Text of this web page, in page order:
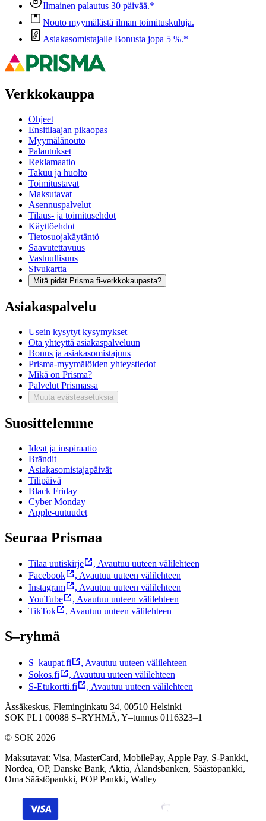
Ilmainen palautus 30 päivää.*
Nouto myymälästä ilman toimituskuluja.
Asiakasomistajalle Bonusta jopa 5 %.*
Verkkokauppa
Ohjeet
Ensitilaajan pikaopas
Myymälänouto
Palautukset
Reklamaatio
Takuu ja huolto
Toimitustavat
Maksutavat
Asennuspalvelut
Tilaus- ja toimitusehdot
Käyttöehdot
Tietosuojakäytäntö
Saavutettavuus
Vastuullisuus
Sivukartta
Mitä pidät Prisma.fi-verkkokaupasta?
Asiakaspalvelu
Usein kysytyt kysymykset
Ota yhteyttä asiakaspalveluun
Bonus ja asiakasomistajuus
Prisma-myymälöiden yhteystiedot
Mikä on Prisma?
Palvelut Prismassa
Muuta evästeasetuksia
Suosittelemme
Ideat ja inspiraatio
Brändit
Asiakasomistajapäivät
Tilipäivä
Black Friday
Cyber Monday
Apple-uutuudet
Seuraa Prismaa
Tilaa uutiskirje , Avautuu uuteen välilehteen
Facebook
, Avautuu uuteen välilehteen
Instagram
, Avautuu uuteen välilehteen
YouTube
, Avautuu uuteen välilehteen
TikTok
, Avautuu uuteen välilehteen
S–ryhmä
S–kaupat.fi , Avautuu uuteen välilehteen
Sokos.fi
, Avautuu uuteen välilehteen
S-Etukortti.fi
, Avautuu uuteen välilehteen
Ässäkeskus, Fleminginkatu 34, 00510 Helsinki
SOK PL1 00088 S–RYHMÄ, Y–tunnus 0116323–1
© SOK 2026
Maksutavat: Visa, MasterCard, MobilePay, Apple Pay, S-Pankki,
Nordea, OP, Danske Bank, Aktia, Ålandsbanken, Säästöpankki,
Oma Säästöpankki, POP Pankki, Walley